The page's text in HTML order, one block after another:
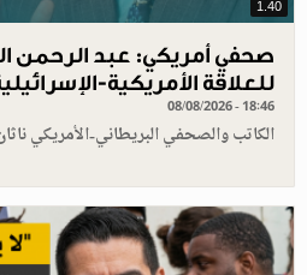
1.40
صحفي أمريكي: عبد الرحمن
للعلاقة الأمريكية-
08/08/2026 - 18:46
الكاتب والصحفي البريطاني-الأمريكي